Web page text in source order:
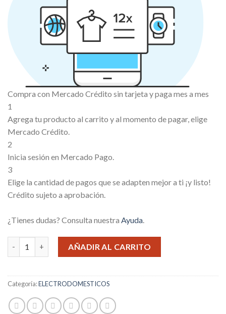
Compra con Mercado Crédito sin tarjeta y paga mes a mes
1
Agrega tu producto al carrito y al momento de pagar, elige
Mercado Crédito.
2
Inicia sesión en Mercado Pago.
3
Elige la cantidad de pagos que se adapten mejor a ti ¡y listo!
Crédito sujeto a aprobación.
¿Tienes dudas? Consulta nuestra Ayuda.
FABRIPASTA 180MM WINCO W180F cantidad
AÑADIR AL CARRITO
Categoría:ELECTRODOMESTICOS